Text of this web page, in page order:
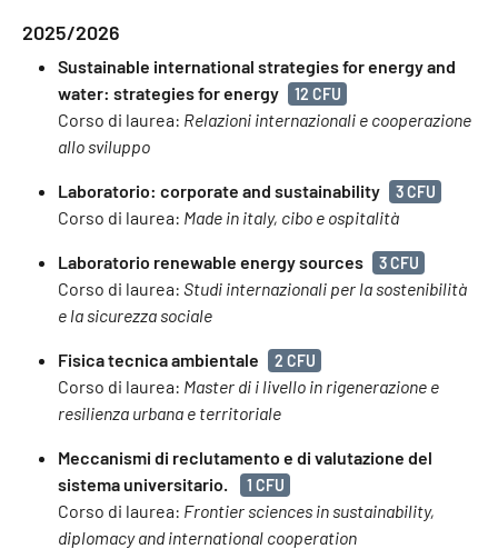
2025/2026
Sustainable international strategies for energy and
water: strategies for energy
12 CFU
Corso di laurea: Relazioni internazionali e cooperazione
allo sviluppo
Laboratorio: corporate and sustainability 3 CFU
Corso di laurea: Made in italy, cibo e ospitalità
Laboratorio renewable energy sources 3 CFU
Corso di laurea: Studi internazionali per la sostenibilità
e la sicurezza sociale
Fisica tecnica ambientale 2 CFU
Corso di laurea: Master di i livello in rigenerazione e
resilienza urbana e territoriale
Meccanismi di reclutamento e di valutazione del
sistema universitario.
1 CFU
Corso di laurea: Frontier sciences in sustainability,
diplomacy and international cooperation